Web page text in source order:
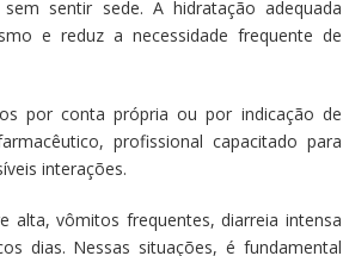
sentir sede. A hidratação adequada
e reduz a necessidade frequente de
por conta própria ou por indicação de
profissional capacitado para
interações.
alta, vômitos frequentes, diarreia intensa
dias. Nessas situações, é fundamental